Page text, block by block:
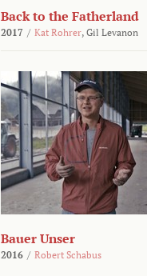
Back to the Fatherland
2017 / Kat Rohrer, Gil Levanon
Bauer Unser
2016 / Robert Schabus